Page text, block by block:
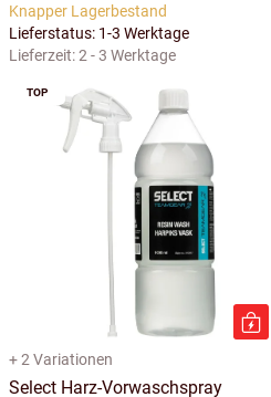
Knapper Lagerbestand
Lieferstatus: 1-3 Werktage
Lieferzeit:2 - 3 Werktage
TOP
+ 2 Variationen
Select Harz-Vorwaschspray